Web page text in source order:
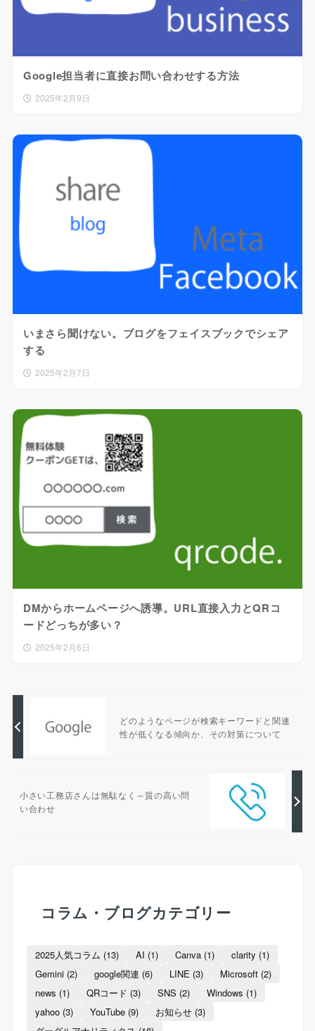
Google担当者に直接お問い合わせする方法
2025年2月9日
いまさら聞けない。ブログをフェイスブックでシェア
する
2025年2月7日
DMからホームページへ誘導。URL直接入力とQRコ
ードどっちが多い？
2025年2月6日
どのようなページが検索キーワードと関連
性が低くなる傾向か、その対策について
小さい工務店さんは無駄なく～質の高い問
い合わせ
コラム・ブログカテゴリー
2025人気コラム (13) AI (1) Canva(1) clarity (1)
Gemini(2) google関連 (6) LINE (3) Microsoft(2)
news (1) QRコード (3) SNS (2) Windows (1)
yahoo(3) YouTube(9) お知らせ(3)